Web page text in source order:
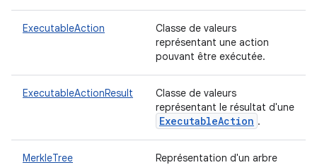
ExecutableAction
Classe de valeurs
représentant une action
pouvant être exécutée.
ExecutableActionResult
Classe de valeurs
représentant le résultat d'une
ExecutableAction .
MerkleTree
Représentation d'un arbre